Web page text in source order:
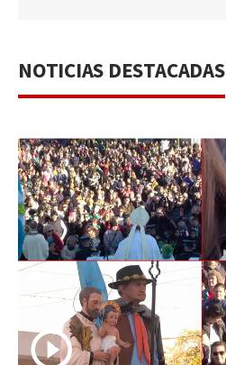
NOTICIAS DESTACADAS